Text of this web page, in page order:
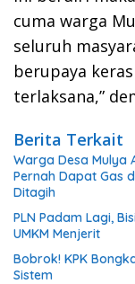
cuma warga
seluruh
berupaya
terlaksana,”
Berita Terkait
Warga Desa Mulya
Pernah Dapat Gas
Ditagih
PLN Padam Lagi,
UMKM Menjerit
Bobrok! KPK
Sistem